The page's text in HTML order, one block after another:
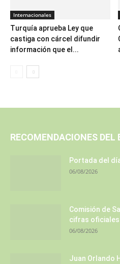
Internacionales
Turquía aprueba Ley que
castiga con cárcel difundir
información que el...
RECOMENDACIONES DEL
Portada del
06/08/2026
Comisión de
cifras oficiales
06/08/2026
Juan Orlando